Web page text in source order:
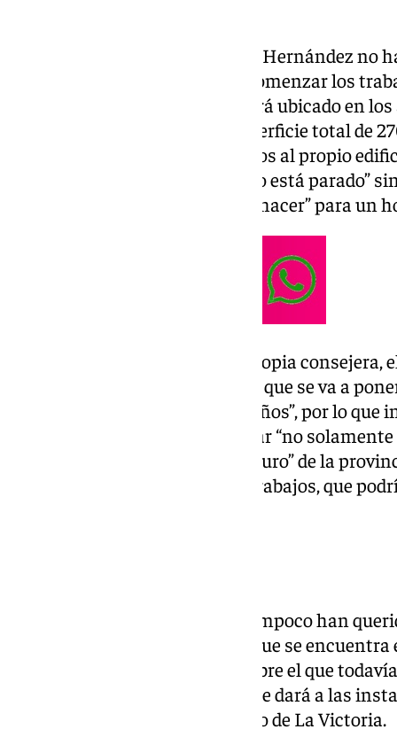
Ante la pregunta de los medios, Hernández no
referencia de cuándo podrían comenzar los
complejo hospitalario que estará ubicado en
Civil y que contará con una superficie total de
cuales 197.600 estarán dedicados al propio
manifestado que el proyecto “no está parado”
procedimientos y trámites que hacer” para un
Y es que según palabras de la propia
obra de ingeniería hospitalaria” que se va a
los últimos prácticamente 50 años”, por lo que
buena planificación” para contar “no
sino con las necesidades del futuro” de la
concretar en los inicios de los trabajos, que
Desde la Consejería de Salud tampoco han
sobre la situación actual en la que se
cierre a comienzos de 2021 y sobre el que
de apertura como el uso que se le dará a las
hospitalario ubicado en el barrio de La Victoria.